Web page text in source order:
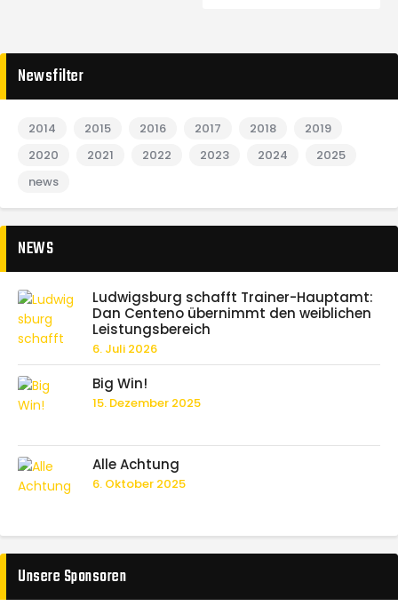
Newsfilter
2014 2015 2016 2017 2018
2019
2020
2021 2022 2023 2024
2025
news
NEWS
Ludwigsburg schafft Trainer-Hauptamt:
Dan Centeno übernimmt den weiblichen
Leistungsbereich
6. Juli 2026
Big Win!
15. Dezember 2025
Alle Achtung
6. Oktober 2025
Unsere Sponsoren